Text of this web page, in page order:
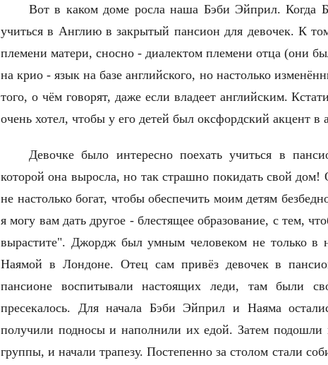
Вот в каком доме росла наша Бэби Эйприл. Когда
учиться в Англию в закрытый пансион для девочек. К
племени матери, сносно - диалектом племени отца (они
на крио - язык на базе английского, но настолько
того, о чём говорят, даже если владеет английским.
очень хотел, чтобы у его детей был оксфордский акцент в
Девочке было интересно поехать учиться в
которой она выросла, но так страшно покидать свой
не настолько богат, чтобы обеспечить моим детям
я могу вам дать другое - блестящее образование, с тем,
вырастите". Джордж был умным человеком не только в
Наямой в Лондоне. Отец сам привёз девочек в
пансионе воспитывали настоящих леди, там были
пресекалось. Для начала Бэби Эйприл и Наяма
получили подносы и наполнили их едой. Затем подошли
группы, и начали трапезу. Постепенно за столом стали